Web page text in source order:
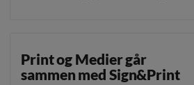
Print og Medier går
sammen med Sign&Print